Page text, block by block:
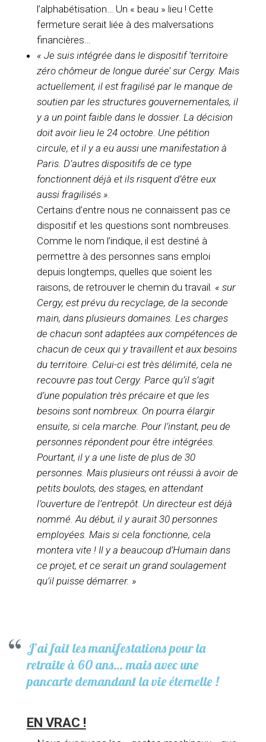
l’alphabétisation… Un « beau » lieu ! Cette
fermeture serait liée à des malversations
financières…
« Je suis intégrée dans le dispositif ‘territoire
zéro chômeur de longue durée’ sur Cergy. Mais
actuellement, il est fragilisé par le manque de
soutien par les structures gouvernementales, il
y a un point faible dans le dossier. La décision
doit avoir lieu le 24 octobre. Une pétition
circule, et il y a eu aussi une manifestation à
Paris. D’autres dispositifs de ce type
fonctionnent déjà et ils risquent d’être eux
aussi fragilisés ».
Certains d’entre nous ne connaissent pas ce
dispositif et les questions sont nombreuses.
Comme le nom l’indique, il est destiné à
permettre à des personnes sans emploi
depuis longtemps, quelles que soient les
raisons, de retrouver le chemin du travail . « sur
Cergy, est prévu du recyclage, de la seconde
main, dans plusieurs domaines. Les charges
de chacun sont adaptées aux compétences de
chacun de ceux qui y travaillent et aux besoins
du territoire. Celui-ci est très délimité, cela ne
recouvre pas tout Cergy. Parce qu’il s’agit
d’une population très précaire et que les
besoins sont nombreux. On pourra élargir
ensuite, si cela marche. Pour l’instant, peu de
personnes répondent pour être intégrées.
Pourtant, il y a une liste de plus de 30
personnes. Mais plusieurs ont réussi à avoir de
petits boulots, des stages, en attendant
l’ouverture de l’entrepôt. Un directeur est déjà
nommé. Au début, il y aurait 30 personnes
employées. Mais si cela fonctionne, cela
montera vite ! Il y a beaucoup d’Humain dans
ce projet, et ce serait un grand soulagement
qu’il puisse démarrer. »
J’ai fait les manifestations pour la
retraite à 60 ans… mais avec une
pancarte demandant la vie éternelle !
EN VRAC !